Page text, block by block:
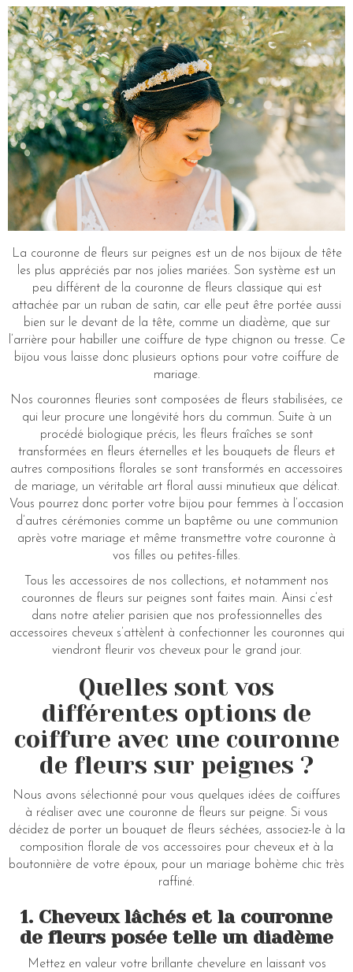
La couronne de fleurs sur peignes est un de nos bijoux de tête
les plus appréciés par nos jolies mariées. Son système est un
peu différent de la couronne de fleurs classique qui est
attachée par un ruban de satin, car elle peut être portée aussi
bien sur le devant de la tête, comme un diadème, que sur
l’arrière pour habiller une coiffure de type chignon ou tresse. Ce
bijou vous laisse donc plusieurs options pour votre coiffure de
mariage.
Nos couronnes fleuries sont composées de fleurs stabilisées, ce
qui leur procure une longévité hors du commun. Suite à un
procédé biologique précis, les fleurs fraîches se sont
transformées en fleurs éternelles et les bouquets de fleurs et
autres compositions florales se sont transformés en accessoires
de mariage, un véritable art floral aussi minutieux que délicat.
Vous pourrez donc porter votre bijou pour femmes à l’occasion
d’autres cérémonies comme un baptême ou une communion
après votre mariage et même transmettre votre couronne à
vos filles ou petites-filles.
Tous les accessoires de nos collections, et notamment nos
couronnes de fleurs sur peignes sont faites main. Ainsi c’est
dans notre atelier parisien que nos professionnelles des
accessoires cheveux s’attèlent à confectionner les couronnes qui
viendront fleurir vos cheveux pour le grand jour.
Quelles sont vos
différentes options de
coiffure avec une couronne
de fleurs sur peignes ?
Nous avons sélectionné pour vous quelques idées de coiffures
à réaliser avec une couronne de fleurs sur peigne. Si vous
décidez de porter un bouquet de fleurs séchées, associez-le à la
composition florale de vos accessoires pour cheveux et à la
boutonnière de votre époux, pour un mariage bohème chic très
raffiné.
1. Cheveux lâchés et la couronne
de fleurs posée telle un diadème
Mettez en valeur votre brillante chevelure en laissant vos